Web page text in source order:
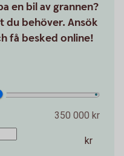
en bil av grannen?
du behöver. Ansök
få besked online!
350 000 kr
kr